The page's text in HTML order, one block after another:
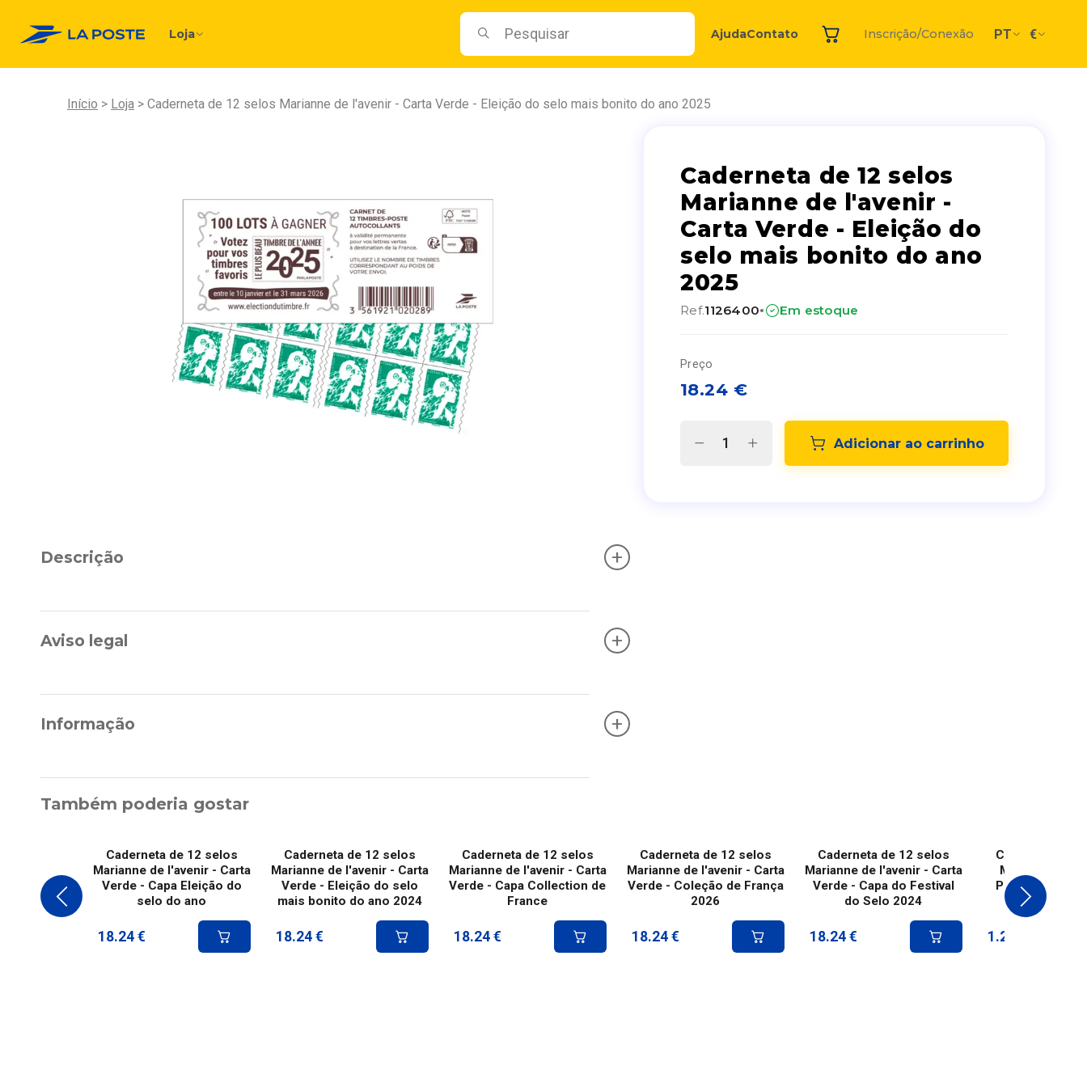
Loja AjudaContato Inscrição/Conexão PT €
Início Loja Caderneta de 12 selos Marianne de l'avenir - Carta Verde - Eleição do selo mais bonito do ano 2025
Caderneta de 12 selos
Marianne de l'avenir -
Carta Verde - Eleição do
selo mais bonito do ano
2025
Ref.1126400· Em estoque
Preço
18.24 €
Adicionar ao carrinho
Descrição +
Aviso legal +
Informação +
Também poderia gostar
Caderneta de 12 selos
Marianne de l'avenir - Carta
Verde - Capa Eleição do
selo do ano
18.24 €
Caderneta de 12 selos
Marianne de l'avenir - Carta
Verde - Eleição do selo
mais bonito do ano 2024
18.24 €
Caderneta de 12 selos
Marianne de l'avenir - Carta
Verde - Capa Collection de
France
18.24 €
Caderneta de 12 selos
Marianne de l'avenir - Carta
Verde - Coleção de França
2026
18.24 €
Caderneta de 12 selos
Marianne de l'avenir - Carta
Verde - Capa do Festival
do Selo 2024
18.24 €
Caderneta de
Marianne de
Portes
1.20